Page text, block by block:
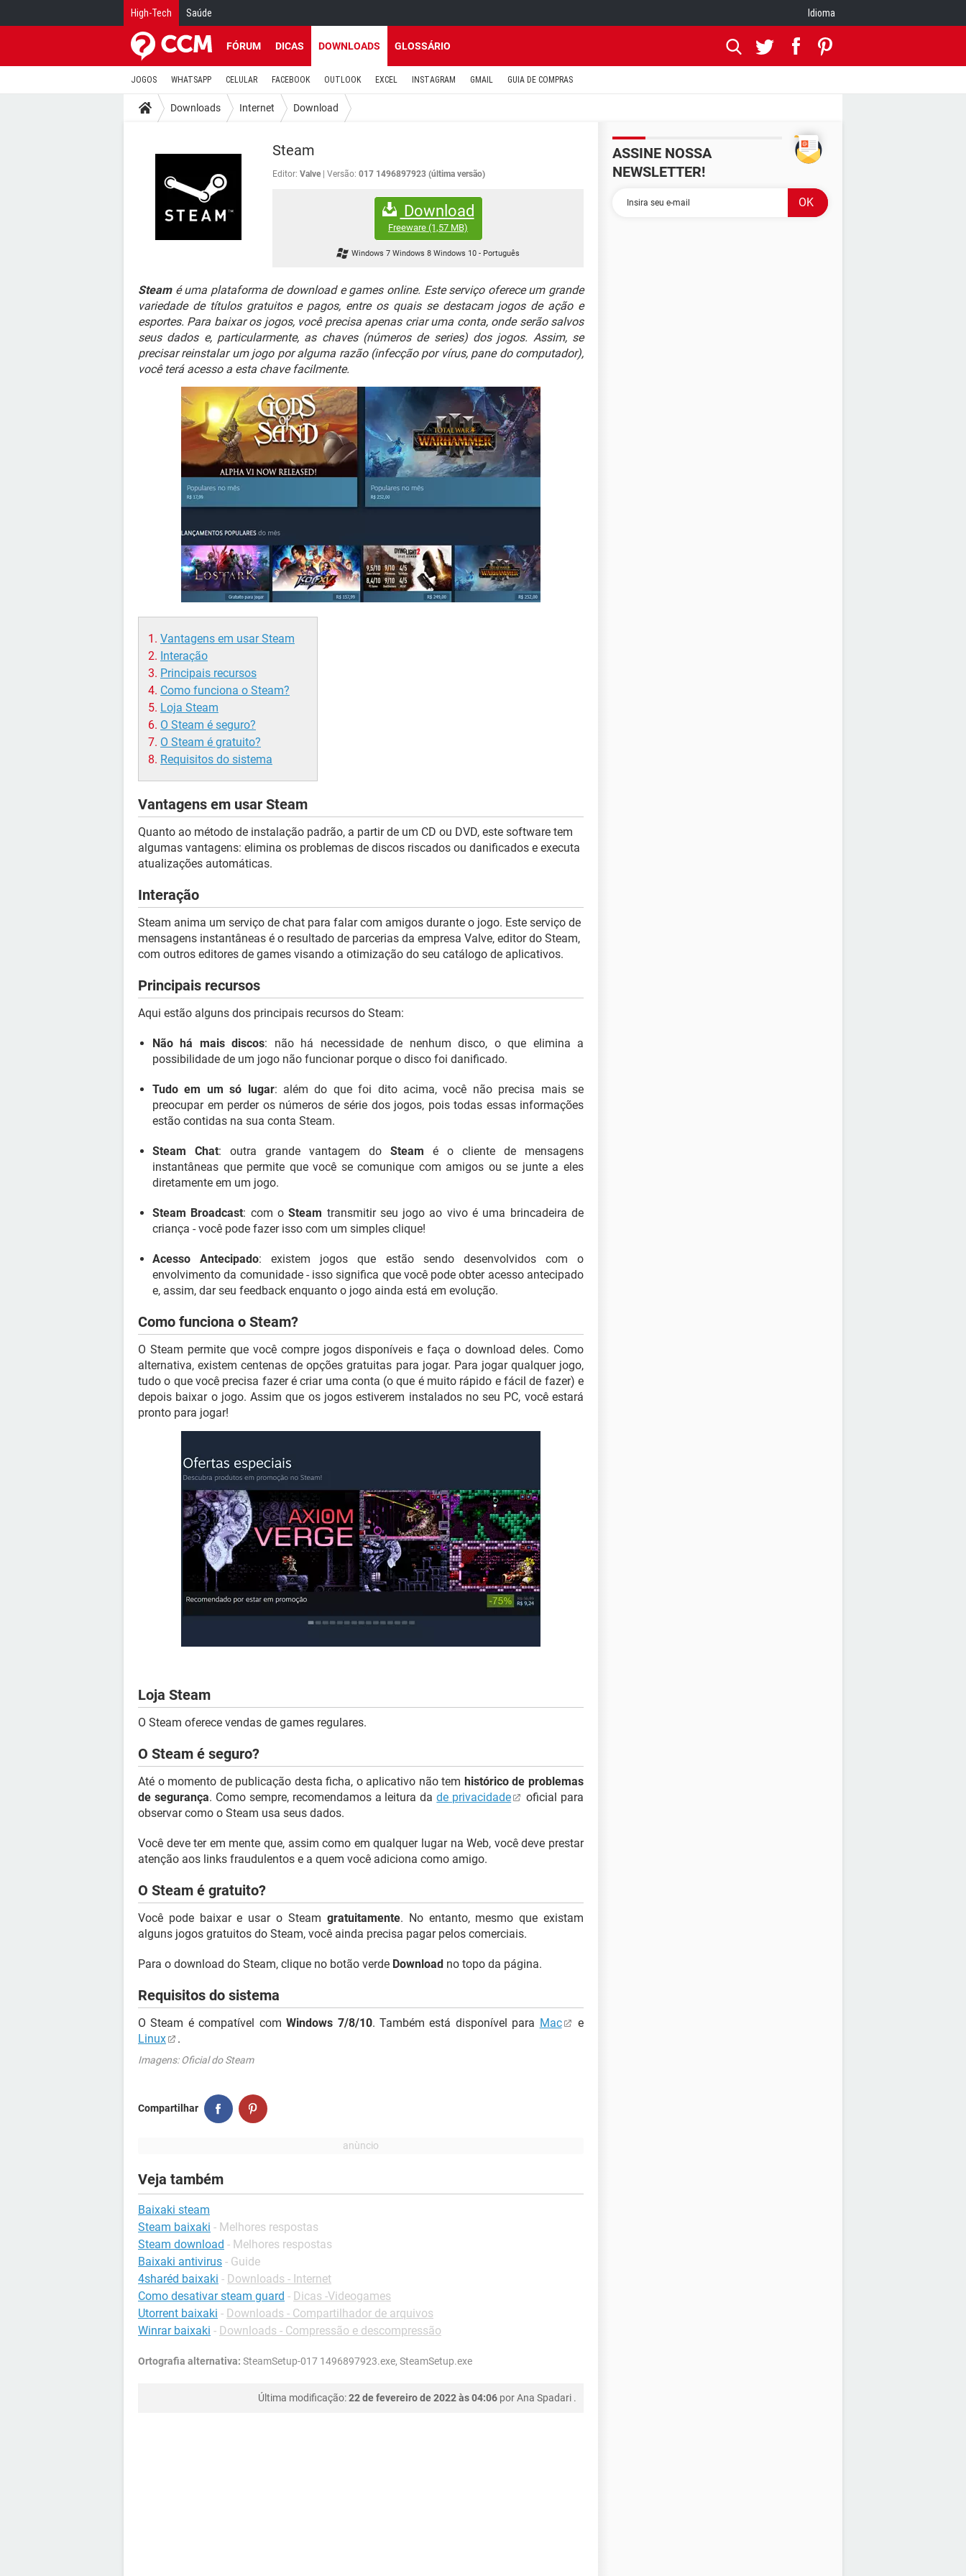
High-Tech Saúde Idioma
FÓRUM DICAS DOWNLOADS GLOSSÁRIO
JOGOS WHATSAPP CELULAR FACEBOOK OUTLOOK EXCEL INSTAGRAM GMAIL GUIA DE COMPRAS
Downloads Internet Download
Steam
Editor: Valve Versão: 017 1496897923 (última versão)
Download
Freeware (1,57 MB)
Windows 7 Windows 8 Windows 10 - Português
Steamé uma plataforma de download e games online. Este serviço oferece um grande
variedade de títulos gratuitos e pagos, entre os quais se destacam jogos de ação e
esportes. Para baixar os jogos, você precisa apenas criar uma conta, onde serão salvos
seus dados e, particularmente, as chaves (números de series) dos jogos. Assim, se
precisar reinstalar um jogo por alguma razão (infecção por vírus, pane do computador),
você terá acesso a esta chave facilmente.
Vantagens em usar Steam
Interação
Principais recursos
Como funciona o Steam?
Loja Steam
O Steam é seguro?
O Steam é gratuito?
Requisitos do sistema
Vantagens em usar Steam
Quanto ao método de instalação padrão, a partir de um CD ou DVD, este software tem
algumas vantagens: elimina os problemas de discos riscados ou danificados e executa
atualizações automáticas.
Interação
Steam anima um serviço de chat para falar com amigos durante o jogo. Este serviço de
mensagens instantâneas é o resultado de parcerias da empresa Valve, editor do Steam,
com outros editores de games visando a otimização do seu catálogo de aplicativos.
Principais recursos
Aqui estão alguns dos principais recursos do Steam:
Não há mais discos: não há necessidade de nenhum disco, o que elimina a
possibilidade de um jogo não funcionar porque o disco foi danificado.
Tudo em um só lugar: além do que foi dito acima, você não precisa mais se
preocupar em perder os números de série dos jogos, pois todas essas informações
estão contidas na sua conta Steam.
Steam Chat: outra grande vantagem do Steam é o cliente de mensagens
instantâneas que permite que você se comunique com amigos ou se junte a eles
diretamente em um jogo.
Steam Broadcast: com oSteam transmitir seu jogo ao vivo é uma brincadeira de
criança - você pode fazer isso com um simples clique!
Acesso Antecipado: existem jogos que estão sendo desenvolvidos com o
envolvimento da comunidade - isso significa que você pode obter acesso antecipado
e, assim, dar seu feedback enquanto o jogo ainda está em evolução.
Como funciona o Steam?
O Steam permite que você compre jogos disponíveis e faça o download deles. Como
alternativa, existem centenas de opções gratuitas para jogar. Para jogar qualquer jogo,
tudo o que você precisa fazer é criar uma conta (o que é muito rápido e fácil de fazer) e
depois baixar o jogo. Assim que os jogos estiverem instalados no seu PC, você estará
pronto para jogar!
Loja Steam
O Steam oferece vendas de games regulares.
O Steam é seguro?
Até o momento de publicação desta ficha, o aplicativo não tem histórico de problemas
de segurança. Como sempre, recomendamos a leitura dade privacidade
oficial para
observar como o Steam usa seus dados.
Você deve ter em mente que, assim como em qualquer lugar na Web, você deve prestar
atenção aos links fraudulentos e a quem você adiciona como amigo.
O Steam é gratuito?
Você pode baixar e usar o Steam gratuitamente. No entanto, mesmo que existam
alguns jogos gratuitos do Steam, você ainda precisa pagar pelos comerciais.
Para o download do Steam, clique no botão verde Download no topo da página.
Requisitos do sistema
O Steam é compatível comWindows 7/8/10. Também está disponível para Mac
e
Linux
.
Imagens: Oficial do Steam
Compartilhar
Veja também
Baixaki steam
Steam baixaki - Melhores respostas
Steam download - Melhores respostas
Baixaki antivirus - Guide
4sharéd baixaki - Downloads - Internet
Como desativar steam guard - Dicas -Videogames
Utorrent baixaki - Downloads - Compartilhador de arquivos
Winrar baixaki - Downloads - Compressão e descompressão
Ortografia alternativa: SteamSetup-017 1496897923.exe, SteamSetup.exe
Última modificação:22 de fevereiro de 2022 às 04:06 porAna Spadari .
ASSINE NOSSA
NEWSLETTER!